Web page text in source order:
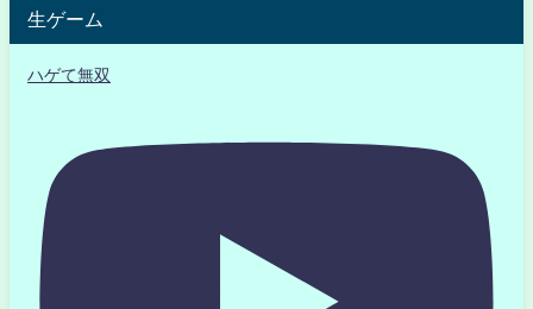
生ゲーム
ハゲて無双